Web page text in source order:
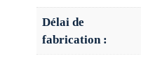
Délai de
fabrication :